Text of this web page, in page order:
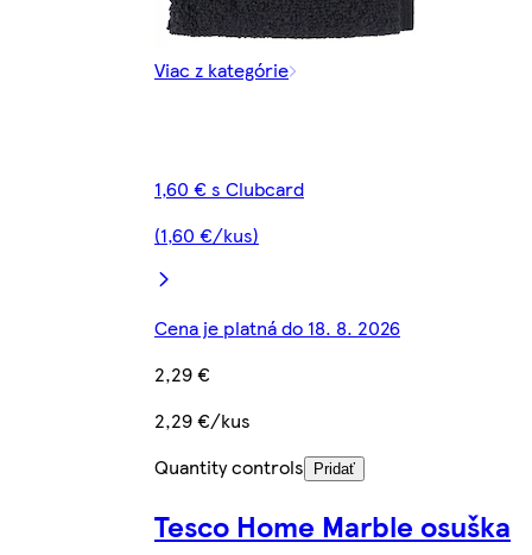
Viac z kategórie
1,60 € s Clubcard
(1,60 €/kus)
Cena je platná do 18. 8. 2026
2,29 €
2,29 €/kus
Quantity controls
Pridať
Tesco Home Marble osuška